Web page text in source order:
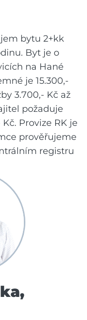
bytu 2+kk
Byt je o
na Hané
je 15.300,-
3.700,- Kč až
požaduje
Provize RK je
prověřujeme
registru